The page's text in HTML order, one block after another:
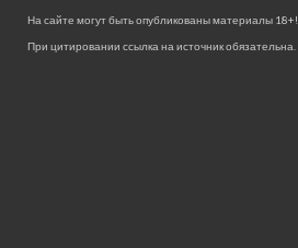
На сайте могут быть опубликованы материалы 18+!
При цитировании ссылка на источник обязательна.